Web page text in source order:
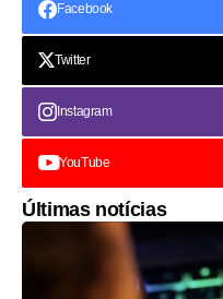
Facebook
Twitter
Instagram
YouTube
Últimas notícias